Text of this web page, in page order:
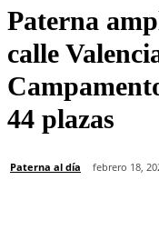
Paterna
calle
44 plazas
Paterna al día febrero 18,